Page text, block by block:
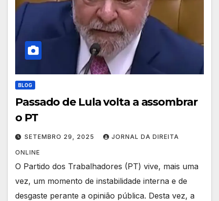
BLOG
Passado de Lula volta a assombrar
o PT
SETEMBRO 29, 2025 JORNAL DA DIREITA
ONLINE
O Partido dos Trabalhadores (PT) vive, mais uma
vez, um momento de instabilidade interna e de
desgaste perante a opinião pública. Desta vez, a